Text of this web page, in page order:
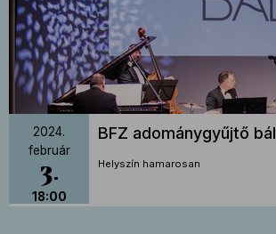
2024.
február
3
18:00
BFZ adománygyűjtő bál
Helyszín hamarosan